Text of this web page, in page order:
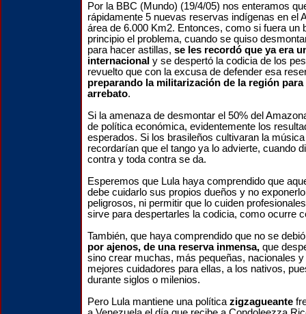
Por la BBC (Mundo) (19/4/05) nos enteramos
rápidamente 5 nuevas reservas indígenas en el
área de 6.000 Km2. Entonces, como si fuera un
principio el problema, cuando se quiso
para hacer astillas, se les recordó que ya era
internacional y se despertó la codicia de los
revuelto que con la excusa de defender esa
preparando la militarización de la región
arrebato.
Si la amenaza de desmontar el 50% del
de política económica, evidentemente los
esperados. Si los brasileños cultivaran la
recordarían que el tango ya lo advierte, cuando
contra y toda contra se da.
Esperemos que Lula haya comprendido que
debe cuidarlo sus propios dueños y no
peligrosos, ni permitir que lo cuiden
sirve para despertarles la codicia, como ocurre
También, que haya comprendido que no se
por ajenos, de una reserva inmensa, que
sino crear muchas, más pequeñas, nacionales
mejores cuidadores para ellas, a los nativos,
durante siglos o milenios.
Pero Lula mantiene una política zigzagueante